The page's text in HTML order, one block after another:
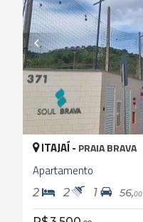
ITAJAÍ - PRAIA BRAVA
Apartamento
2 2 1 56,00